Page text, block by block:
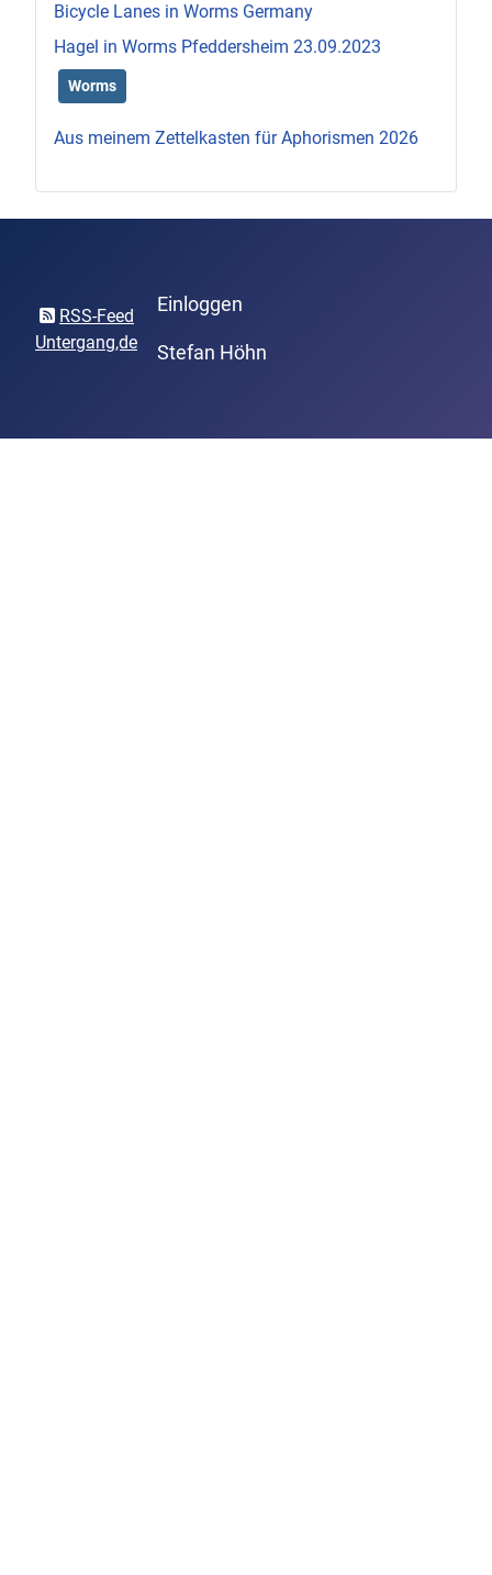
Bicycle Lanes in Worms Germany
Hagel in Worms Pfeddersheim 23.09.2023
Worms
Aus meinem Zettelkasten für Aphorismen 2026
RSS-Feed
Untergang,de
Einloggen
Stefan Höhn